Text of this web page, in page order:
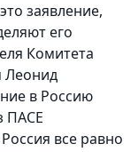
заявление,
его
Комитета
Леонид
в Россию
ПАСЕ
все равно